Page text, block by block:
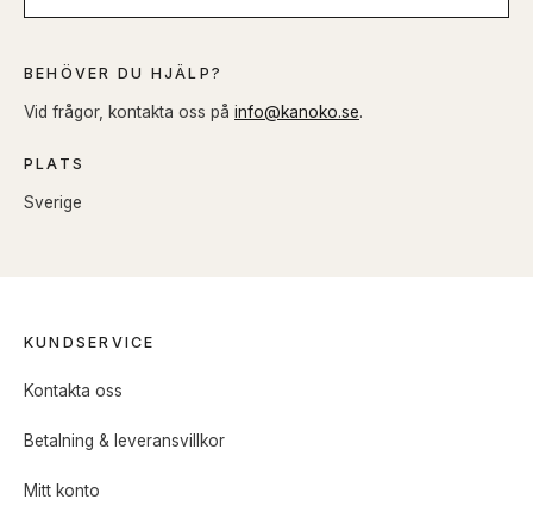
BEHÖVER DU HJÄLP?
Vid frågor, kontakta oss på info@kanoko.se.
PLATS
Sverige
KUNDSERVICE
Kontakta oss
Betalning & leveransvillkor
Mitt konto